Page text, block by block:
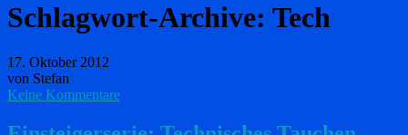
Schlagwort-Archive: Tech
17. Oktober 2012
von Stefan
Keine Kommentare